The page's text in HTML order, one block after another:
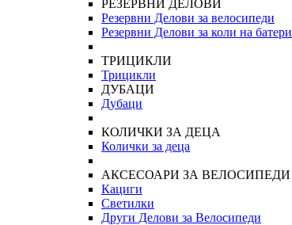
РЕЗЕРВНИ ДЕЛОВИ
Резервни Делови за велосипеди
Резервни Делови за коли на батери
ТРИЦИКЛИ
Трицикли
ДУБАЦИ
Дубаци
КОЛИЧКИ ЗА ДЕЦА
Колички за деца
АКСЕСОАРИ ЗА ВЕЛОСИПЕДИ
Кациги
Светилки
Други Делови за Велосипеди